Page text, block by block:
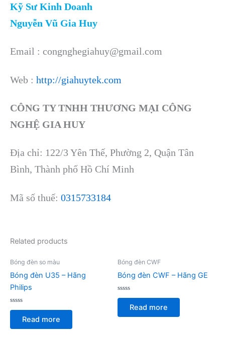
Kỹ Sư Kinh Doanh
Nguyễn Vũ Gia Huy
Email : congnghegiahuy@gmail.com
Web : http://giahuytek.com
CÔNG TY TNHH THƯƠNG MẠI CÔNG
NGHỆ GIA HUY
Địa chỉ: 122/3 Yên Thế, Phường 2, Quận Tân
Bình, Thành phố Hồ Chí Minh
Mã số thuế: 0315733184
Related products
Bóng đèn so màu
Bóng đèn U35 – Hãng
Philips
Rated
of
Read more
Bóng đèn CWF
Bóng đèn CWF – Hãng GE
Rated
of
Read more